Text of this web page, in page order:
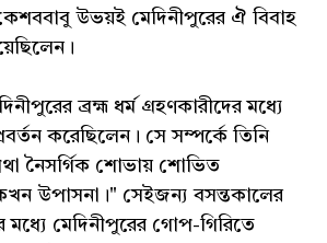
কেশববাবু উভয়ই মেদিনীপুরের ঐ বিবাহ
ব্রহ্ম ধর্ম গ্রহণকারীদের মধ্যে
করেছিলেন। সে সম্পর্কে তিনি
নৈসর্গিক শোভায় শোভিত
উপাসনা।" সেইজন্য বসন্তকালের
মধ্যে মেদিনীপুরের গোপ-গিরিতে